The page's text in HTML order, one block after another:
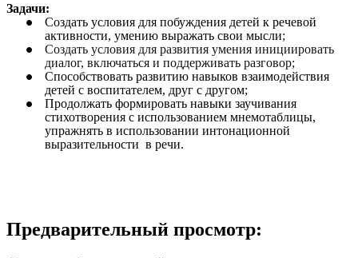
Задачи:
Создать условия для побуждения детей к речевой
активности, умению выражать свои мысли;
Создать условия для развития умения инициировать
диалог, включаться и поддерживать разговор;
Способствовать развитию навыков взаимодействия
детей с воспитателем, друг с другом;
Продолжать формировать навыки заучивания
стихотворения с использованием мнемотаблицы,
упражнять в использовании интонационной
выразительности в речи.
Предварительный просмотр: